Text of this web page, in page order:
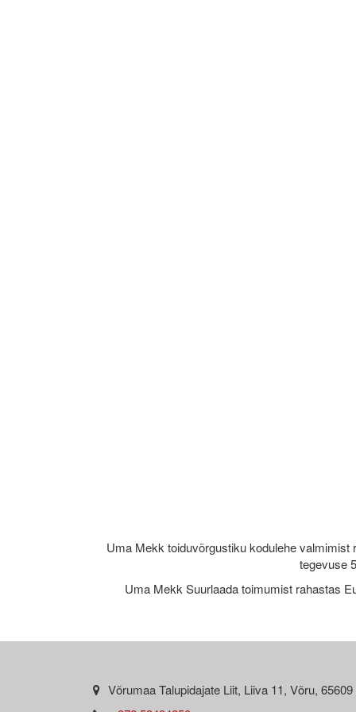
Uma Mekk toiduvõrgustiku kodulehe valmimist
tegevuse
Uma Mekk Suurlaada toimumist rahastas
Võrumaa Talupidajate Liit, Liiva 11, Võru, 65609